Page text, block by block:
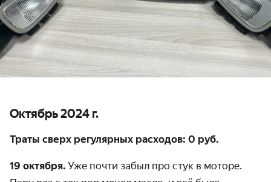
Октябрь 2024 г.
Траты сверх регулярных расходов: 0 руб.
19 октября. Уже почти забыл про стук в моторе.